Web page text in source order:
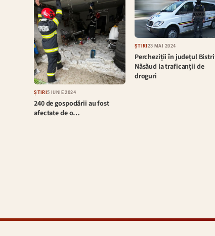
ȘTIRI5 IUNIE 2024
240 de gospodării au fost
afectate de o…
ȘTIRI 23 MAI 2024
Percheziții în județul
Năsăud la traficanții de
droguri